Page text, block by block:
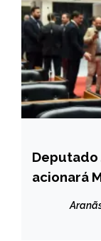
ESPORTES
MINAS
Deputado
acionará